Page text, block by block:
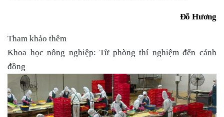
Đỗ Hương
Tham khảo thêm
Khoa học nông nghiệp: Từ phòng thí nghiệm đến cánh
đồng